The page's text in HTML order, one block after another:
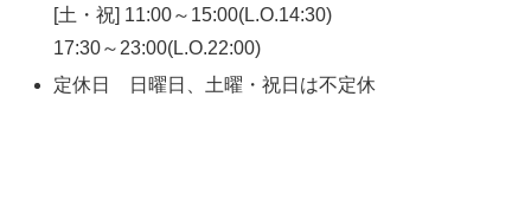
[土・祝] 11:00～15:00(L.O.14:30)
17:30～23:00(L.O.22:00)
定休日 日曜日、土曜・祝日は不定休